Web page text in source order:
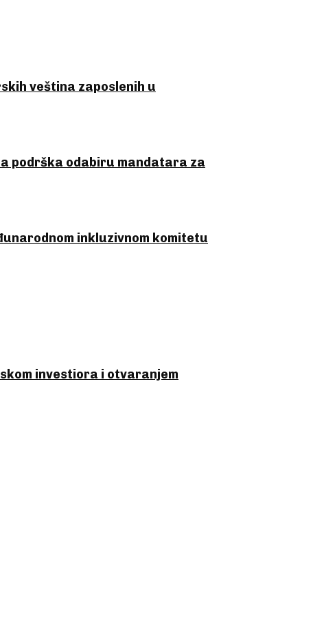
veština zaposlenih u
podrška odabiru mandatara za
inkluzivnom komitetu
investiora i otvaranjem